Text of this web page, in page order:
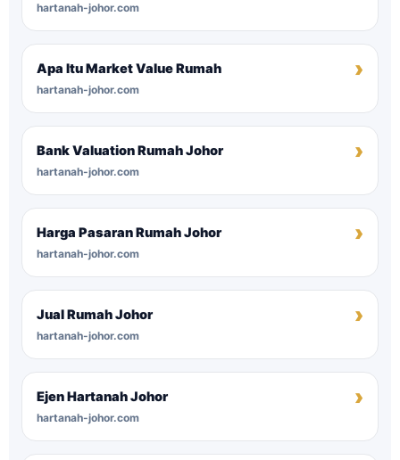
hartanah-johor.com
Apa Itu Market Value Rumah
hartanah-johor.com
Bank Valuation Rumah Johor
hartanah-johor.com
Harga Pasaran Rumah Johor
hartanah-johor.com
Jual Rumah Johor
hartanah-johor.com
Ejen Hartanah Johor
hartanah-johor.com